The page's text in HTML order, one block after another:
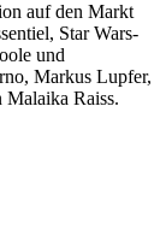
auf den Markt
Star Wars-
und
Markus Lupfer,
Malaika Raiss.